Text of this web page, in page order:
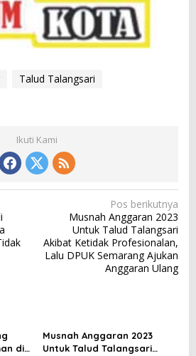
Talud Talangsari
Ikuti Kami
Pos berikutnya
Musnah Anggaran 2023
Untuk Talud Talangsari
Akibat Ketidak Profesionalan,
Lalu DPUK Semarang Ajukan
Anggaran Ulang
di
Musnah Anggaran 2023
Untuk Talud Talangsari